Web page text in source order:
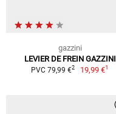
gazzini
LEVIER DE FREIN GAZZINI
PVC 79,99 €2 19,99 €1